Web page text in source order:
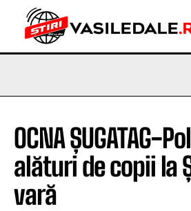
OCNA ȘUGATAG-
alături de copii la
vară